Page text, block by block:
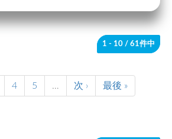
1 - 10 / 61件中
4 5 … 次 › 最後 »